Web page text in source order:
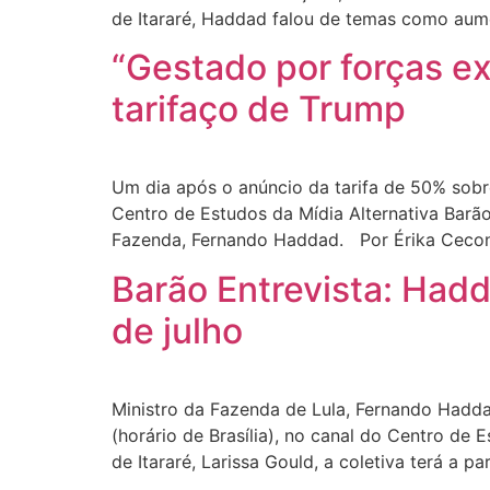
de Itararé, Haddad falou de temas como
“Gestado por forças
tarifaço de Trump
Um dia após o anúncio da tarifa de 50%
Centro de Estudos da Mídia Alternativa
Fazenda, Fernando Haddad. Por Érika
Barão Entrevista:
de julho
Ministro da Fazenda de Lula, Fernando
(horário de Brasília), no canal do Centro de
de Itararé, Larissa Gould, a coletiva terá a